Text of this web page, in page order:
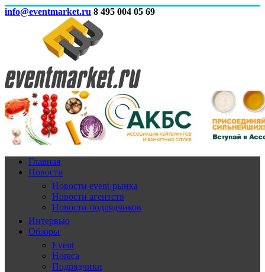
info@eventmarket.ru 8 495 004 05 69
Главная
Новости
Новости event-рынка
Новости агентств
Новости подрядчиков
Интервью
Обзоры
Event
Horeca
Подрядчики